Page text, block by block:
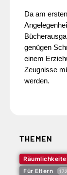
Da am
genügen
einem
Zeugnisse
werden.
THEMEN
Für Eltern 172